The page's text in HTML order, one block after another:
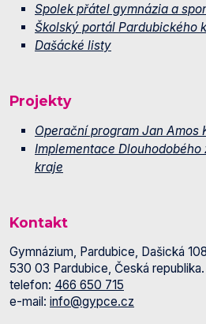
Spolek přátel gymnázia a
Školský portál Pardubického
Dašácké listy
Projekty
Operační program Jan Amos
Implementace
kraje
Kontakt
Gymnázium, Pardubice, Dašická
530 03 Pardubice, Česká republika.
telefon: 466 650 715
e-mail: info@gypce.cz